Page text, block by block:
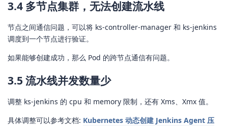
3.4 多节点集群，无法创建流水线
节点之间通信问题，可以将 ks-controller-manager 和 ks-jenkins
调度到一个节点进行验证。
如果能够创建成功，那么 Pod 的跨节点通信有问题。
3.5 流水线并发数量少
调整 ks-jenkins 的 cpu 和 memory 限制，还有 Xms、Xmx 值。
具体调整可以参考文档: Kubernetes 动态创建 Jenkins Agent 压